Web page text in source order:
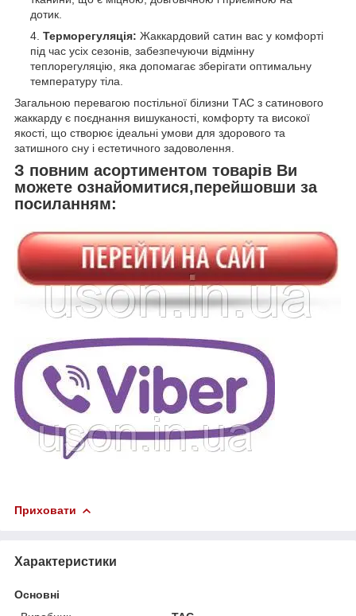
дотик.
Терморегуляція: Жаккардовий сатин вас у комфорті
під час усіх сезонів, забезпечуючи відмінну
теплорегуляцію, яка допомагає зберігати оптимальну
температуру тіла.
Загальною перевагою постільної білизни ТАС з сатинового
жаккарду є поєднання вишуканості, комфорту та високої
якості, що створює ідеальні умови для здорового та
затишного сну і естетичного задоволення.
З повним асортиментом товарів Ви
можете ознайомитися,перейшовши за
посиланням:
Приховати
Характеристики
Основні